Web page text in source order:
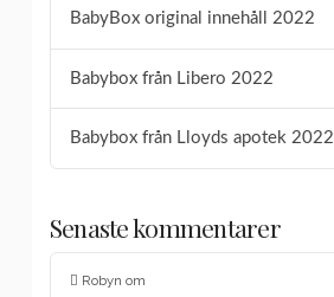
BabyBox original innehåll 2022
Babybox från Libero 2022
Babybox från Lloyds apotek 2022
Senaste kommentarer
Robyn om